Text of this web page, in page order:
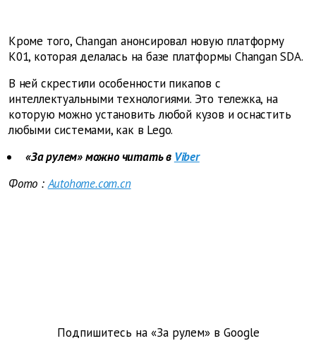
Кроме того, Changan анонсировал новую платформу
K01, которая делалась на базе платформы Changan SDA.
В ней скрестили особенности пикапов с
интеллектуальными технологиями. Это тележка, на
которую можно установить любой кузов и оснастить
любыми системами, как в Lego.
«За рулем» можно читать в Viber
Фото : Autohome.com.cn
Подпишитесь на «За рулем» в Google